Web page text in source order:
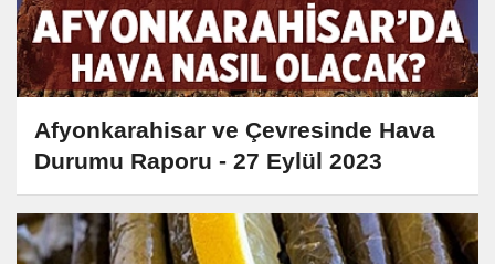
Afyonkarahisar ve Çevresinde Hava
Durumu Raporu - 27 Eylül 2023